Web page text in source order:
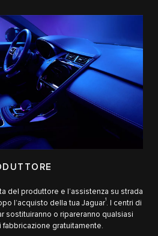
del produttore e l’assistenza su strada
l’acquisto della tua Jaguar1. I centri di
sostituiranno o ripareranno qualsiasi
gratuitamente.